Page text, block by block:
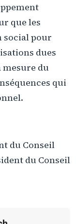
que les
social pour
dues
mesure du
qui
du Conseil
du Conseil